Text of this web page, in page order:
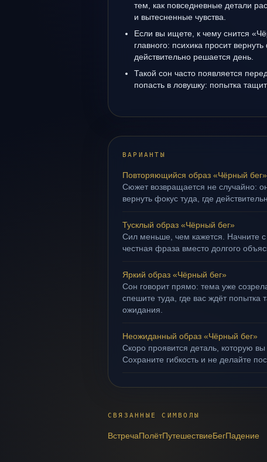
тем, как повседневные детали
и вытесненные чувства.
Если вы ищете, к чему снится
главного: психика просит
действительно решается день.
Такой сон часто появляется
попасть в ловушку: попытка
ВАРИАНТЫ
Повторяющийся образ «Чёрный бег»
Сюжет возвращается не случайно:
вернуть фокус туда, где
Тусклый образ «Чёрный бег»
Сил меньше, чем кажется. Начните с
честная фраза вместо долгого
Яркий образ «Чёрный бег»
Сон говорит прямо: тема уже
спешите туда, где вас ждёт попытка
ожидания.
Неожиданный образ «Чёрный бег»
Скоро проявится деталь, которую
Сохраните гибкость и не делайте
СВЯЗАННЫЕ СИМВОЛЫ
ВстречаПолётПутешествиеБегПадение